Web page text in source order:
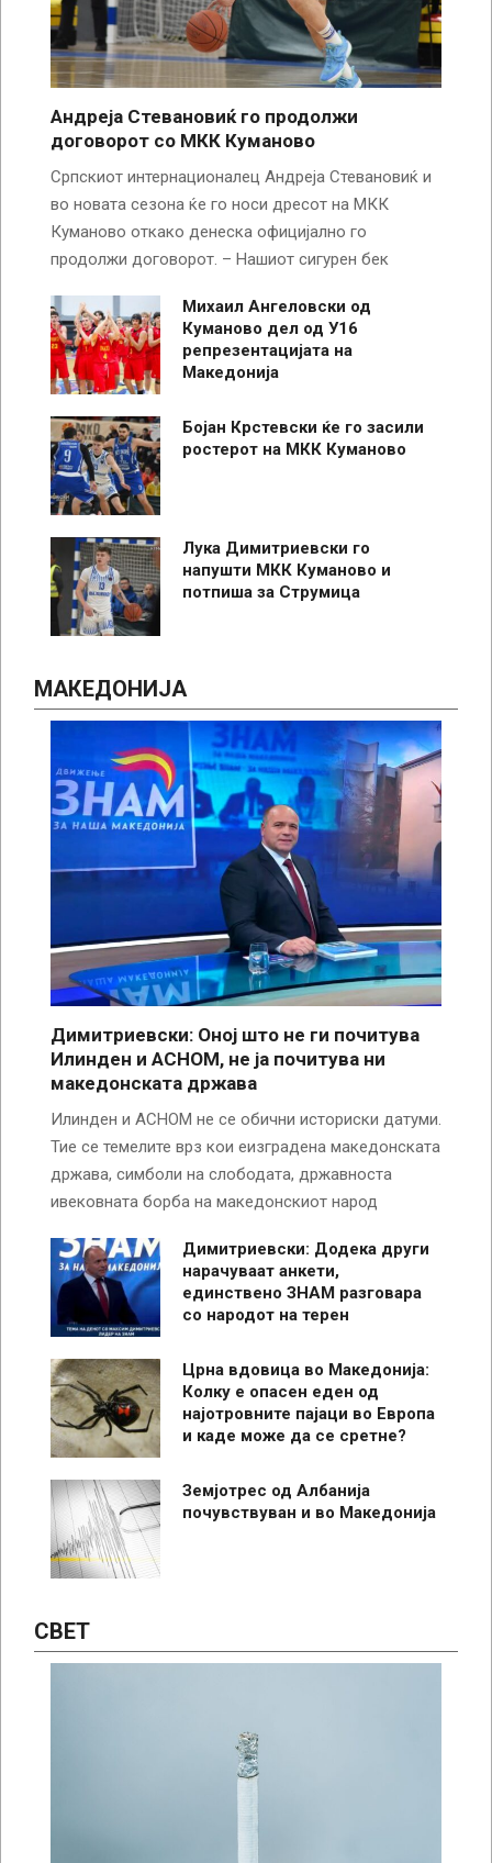
Андреја Стевановиќ го продолжи
договорот со МКК Куманово
Српскиот интернационалец Андреја Стевановиќ и
во новата сезона ќе го носи дресот на МКК
Куманово откако денеска официјално го
продолжи договорот. – Нашиот сигурен бек
Михаил Ангеловски од
Куманово дел од У16
репрезентацијата на
Македонија
Бојан Крстевски ќе го засили
ростерот на МКК Куманово
Лука Димитриевски го
напушти МКК Куманово и
потпиша за Струмица
МАКЕДОНИЈА
Димитриевски: Оној што не ги почитува
Илинден и АСНОМ, не ја почитува ни
македонската држава
Илинден и АСНОМ не се обични историски датуми.
Тие се темелите врз кои еизградена македонската
држава, симболи на слободата, државноста
ивековната борба на македонскиот народ
Димитриевски: Додека други
нарачуваат анкети,
единствено ЗНАМ разговара
со народот на терен
Црна вдовица во Македонија:
Колку е опасен еден од
најотровните пајаци во Европа
и каде може да се сретне?
Земјотрес од Албанија
почувствуван и во Македонија
СВЕТ